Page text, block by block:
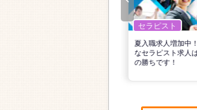
セラピスト
夏入職求人増加中
なセラピスト求人
の勝ちです！